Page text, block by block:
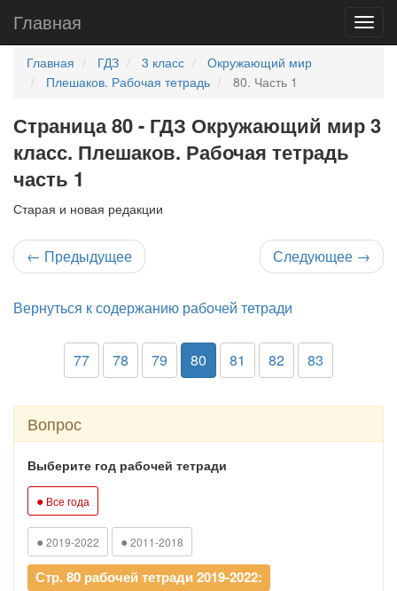
Главная
Главная ГДЗ 3 класс
Окружающий мир
Плешаков. Рабочая тетрадь
80. Часть 1
Страница 80 - ГДЗ Окружающий мир 3
класс. Плешаков. Рабочая тетрадь
часть 1
Старая и новая редакции
← Предыдущее Следующее →
Вернуться к содержанию рабочей тетради
77 78 79 80 81 82 83
Вопрос
Выберите год рабочей тетради
● Все года
● 2019-2022 ● 2011-2018
Стр. 80 рабочей тетради 2019-2022: